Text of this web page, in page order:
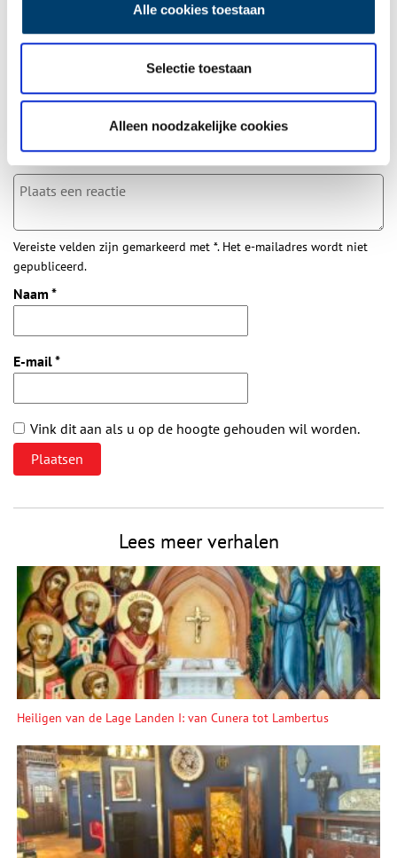
Alle cookies toestaan
Selectie toestaan
Alleen noodzakelijke cookies
Bij inschrijving gaat u akkoord met onsprivacybeleid.
Aanvullingen
Vereiste velden zijn gemarkeerd met *. Het e-mailadres wordt niet
gepubliceerd.
Naam *
E-mail*
Vink dit aan als u op de hoogte gehouden wil worden.
Lees meer verhalen
Heiligen van de Lage Landen I: van Cunera tot Lambertus